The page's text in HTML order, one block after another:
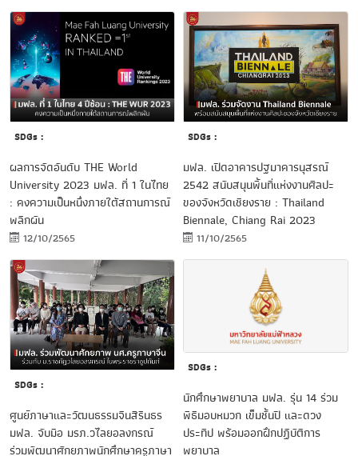
SDGs :
ผลการจัดอันดับ THE World
University 2023 มฟล. ที่ 1 ในไทย
: คงความเป็นหนึ่งภายใต้สถานการณ์
พลิกผัน
12/10/2565
SDGs :
มฟล. เปิดอาคารปฐมาคารนุสรณ์
2542 สนับสนุนพื้นที่แห่งงานศิลปะ
ของจังหวัดเชียงราย : Thailand
Biennale, Chiang Rai 2023
11/10/2565
SDGs :
ศูนย์ภาษาและวัฒนธรรมจีนสิรินธร
มฟล. จับมือ มรภ.วไลยอลงกรณ์
ร่วมพัฒนาศักยภาพนักศึกษาครูภาษา
SDGs :
นักศึกษาพยาบาล มฟล. รุ่น 14 ร่วม
พิธีมอบหมวก เข็มชั้นปี และดวง
ประทีป พร้อมออกฝึกปฏิบัติการ
พยาบาล